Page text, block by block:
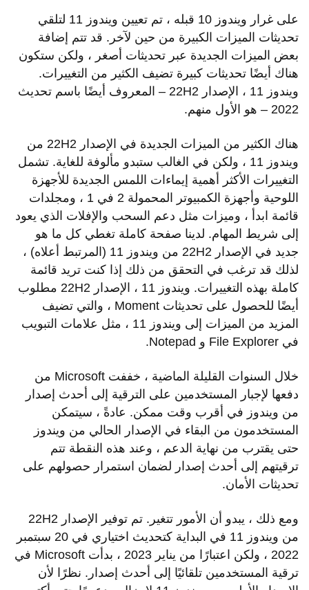
على غرار ويندوز 10 قبله ، تم تعيين ويندوز 11 لتلقي
تحديثات الميزات الكبيرة من حين لآخر. قد تتم إضافة
بعض الميزات الجديدة عبر تحديثات أصغر ، ولكن ستكون
هناك أيضًا تحديثات كبيرة تضيف الكثير من التغييرات.
ويندوز 11 ، الإصدار 22H2 – المعروف أيضًا باسم تحديث
2022 – هو الأول منهم.
هناك الكثير من الميزات الجديدة في الإصدار 22H2 من
ويندوز 11 ، ولكن في الغالب ستبدو مألوفة للغاية. تشمل
التغييرات الأكثر أهمية إيماءات اللمس الجديدة للأجهزة
اللوحية وأجهزة الكمبيوتر المحمولة 2 في 1 ، ومجلدات
قائمة ابدأ ، وميزات مثل دعم السحب والإفلات الذي يعود
إلى شريط المهام. لدينا صفحة كاملة تغطي كل ما هو
جديد في الإصدار 22H2 من ويندوز 11 (المرتبط أعلاه) ،
لذلك قد ترغب في التحقق من ذلك إذا كنت تريد قائمة
كاملة بهذه التغييرات. ويندوز 11 ، الإصدار 22H2 مطلوب
أيضًا للحصول على تحديثات Moment ، والتي تضيف
المزيد من الميزات إلى ويندوز 11 ، مثل علامات التبويب
في File Explorer و Notepad.
خلال السنوات القليلة الماضية ، خففت Microsoft من
دفعها لإجبار المستخدمين على الترقية إلى أحدث إصدار
من ويندوز في أقرب وقت ممكن. عادةً ، سيتمكن
المستخدمون من البقاء في الإصدار الحالي من ويندوز
حتى يقترب من نهاية الدعم ، وعند هذه النقطة تتم
ترقيتهم إلى أحدث إصدار لضمان استمرار حصولهم على
تحديثات الأمان.
ومع ذلك ، يبدو أن الأمور تتغير. تم توفير الإصدار 22H2
من ويندوز 11 في البداية كتحديث اختياري في 20 سبتمبر
2022 ، ولكن اعتبارًا من يناير 2023 ، بدأت Microsoft في
ترقية المستخدمين تلقائيًا إلى أحدث إصدار. نظرًا لأن